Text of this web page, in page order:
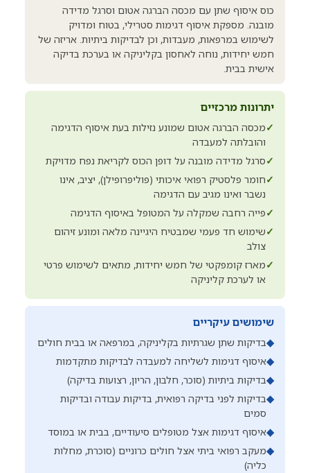
כוס איסוף שתן עם מכסה הברגה אטום וסרגל מדידה
מובנה. מספקת איסוף דגימות סטרילי, בטוח ומדויק
לשימוש במרפאות, מעבדות, וכן לבדיקות ביתיות. אריזה של
חמש יחידות, נוחה לאחסון בקליניקה או בערכת בדיקה
אישית בבית.
יתרונות מרכזיים
✓מכסה הברגה אטום שמונע נזילות בעת איסוף הדגימה
והובלתה למעבדה
✓סרגל מדידה מובנה על דופן הכוס לקריאת נפח מדויקת
✓חומר פלסטיק רפואי איכותי (פוליפרופילן), יציב, אינו
נשבר ואינו מגיב עם הדגימה
✓פייה רחבה שמקלה על המטופל באיסוף הדגימה
✓שימוש חד פעמי שמבטיח היגיינה מלאה ומונע זיהום
צולב
✓מארז קומפקטי של חמש יחידות, מתאים לשימוש פרטי
או לערכת קליניקה
שימושים עיקריים
◆בדיקות שתן שגרתיות בקליניקה, במרפאה או בבית חולים
◆איסוף דגימות לשליחה למעבדה לבדיקות מתקדמות
◆בדיקות ביתיות (סוכר, חלבון, הריון, רצועות בדיקה)
◆בדיקות לפני בדיקה רפואית, בדיקות עבודה ובדיקות
סמים
◆איסוף דגימות אצל מטופלים סיעודיים, בבית או במוסד
◆מעקב רפואי ביתי אצל חולים כרוניים (סוכרת, מחלות
כליה)